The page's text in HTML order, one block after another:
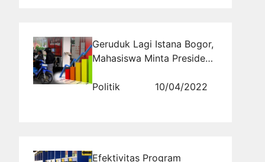
Geruduk Lagi Istana Bogor,
Mahasiswa Minta Presiden
BBM dan LPG
Politik 10/04/2022
Efektivitas Program